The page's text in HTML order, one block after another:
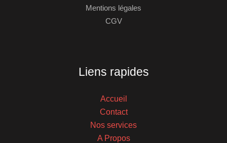
Mentions légales
CGV
Liens rapides
Accueil
Contact
Nos services
A Propos